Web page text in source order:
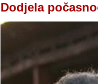
Dodjela